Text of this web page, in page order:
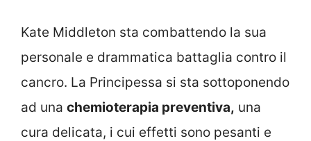
Kate Middleton sta combattendo la sua
personale e drammatica battaglia contro il
cancro. La Principessa si sta sottoponendo
ad una chemioterapia preventiva, una
cura delicata, i cui effetti sono pesanti e